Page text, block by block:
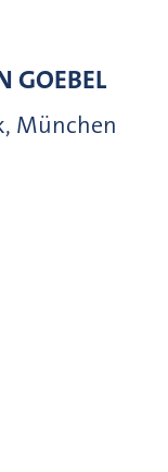
GOEBEL
München